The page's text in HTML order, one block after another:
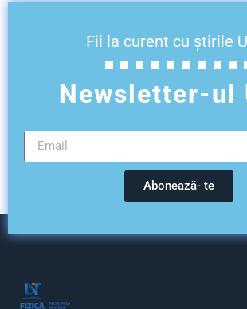
Fii la curent cu știrile
Newsletter-ul
Abonează- te